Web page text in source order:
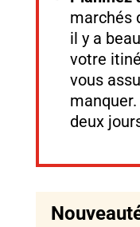
marchés
il y a
votre
vous
deux